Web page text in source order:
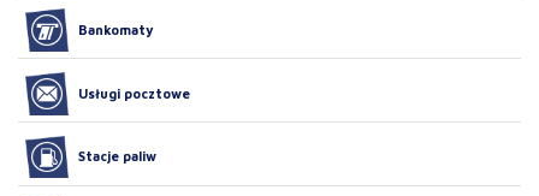
Bankomaty
Usługi pocztowe
Stacje paliw